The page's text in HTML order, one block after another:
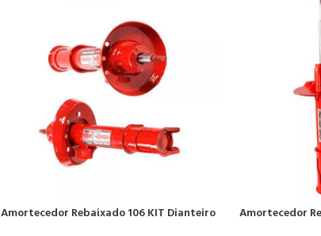
Amortecedor Rebaixado 106 KIT Dianteiro Amortecedor